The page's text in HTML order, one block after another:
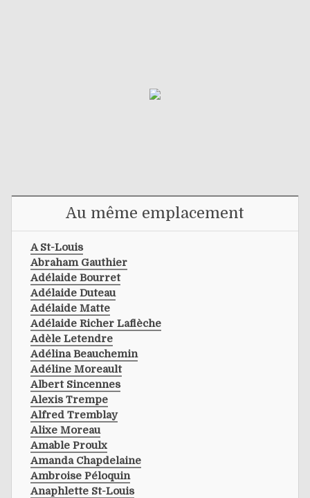
Au même emplacement
A St-Louis
Abraham Gauthier
Adélaide Bourret
Adélaide Duteau
Adélaide Matte
Adélaide Richer Laflèche
Adèle Letendre
Adélina Beauchemin
Adéline Moreault
Albert Sincennes
Alexis Trempe
Alfred Tremblay
Alixe Moreau
Amable Proulx
Amanda Chapdelaine
Ambroise Péloquin
Anaphlette St-Louis